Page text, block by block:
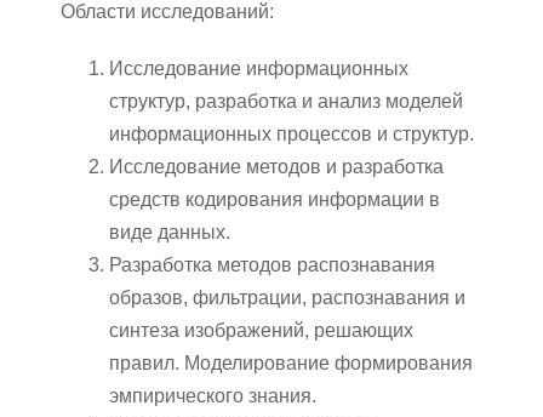
Области исследований:
Исследование информационных
структур, разработка и анализ моделей
информационных процессов и структур.
Исследование методов и разработка
средств кодирования информации в
виде данных.
Разработка методов распознавания
образов, фильтрации, распознавания и
синтеза изображений, решающих
правил. Моделирование формирования
эмпирического знания.